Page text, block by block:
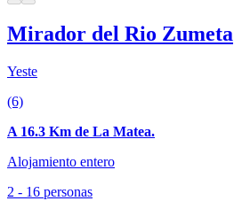
Mirador del Rio Zumeta
Yeste
(6)
A 16.3 Km de La Matea.
Alojamiento entero
2 - 16 personas